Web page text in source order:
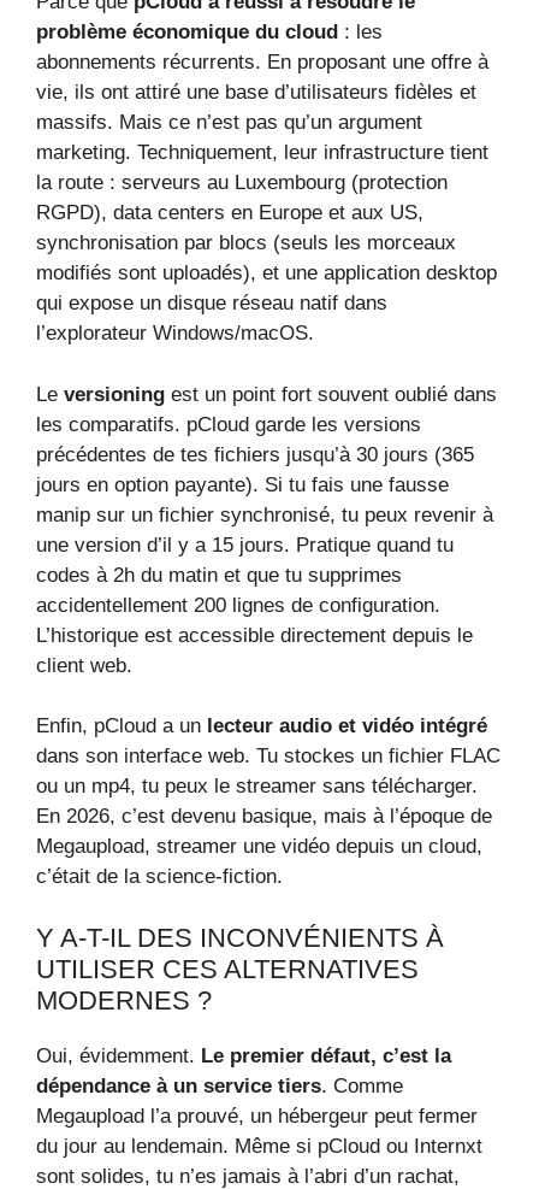
problème économique du cloud : les
abonnements récurrents. En proposant une offre à
vie, ils ont attiré une base d’utilisateurs fidèles et
massifs. Mais ce n’est pas qu’un argument
marketing. Techniquement, leur infrastructure tient
la route : serveurs au Luxembourg (protection
RGPD), data centers en Europe et aux US,
synchronisation par blocs (seuls les morceaux
modifiés sont uploadés), et une application desktop
qui expose un disque réseau natif dans
l’explorateur Windows/macOS.
Le versioning est un point fort souvent oublié dans
les comparatifs. pCloud garde les versions
précédentes de tes fichiers jusqu’à 30 jours (365
jours en option payante). Si tu fais une fausse
manip sur un fichier synchronisé, tu peux revenir à
une version d’il y a 15 jours. Pratique quand tu
codes à 2h du matin et que tu supprimes
accidentellement 200 lignes de configuration.
L’historique est accessible directement depuis le
client web.
Enfin, pCloud a un lecteur audio et vidéo intégré
dans son interface web. Tu stockes un fichier FLAC
ou un mp4, tu peux le streamer sans télécharger.
En 2026, c’est devenu basique, mais à l’époque de
Megaupload, streamer une vidéo depuis un cloud,
c’était de la science-fiction.
Y A-T-IL DES INCONVÉNIENTS À
UTILISER CES ALTERNATIVES
MODERNES ?
Oui, évidemment. Le premier défaut, c’est la
dépendance à un service tiers. Comme
Megaupload l’a prouvé, un hébergeur peut fermer
du jour au lendemain. Même si pCloud ou Internxt
sont solides, tu n’es jamais à l’abri d’un rachat,